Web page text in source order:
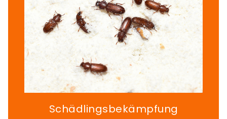
Schädlingsbekämpfung